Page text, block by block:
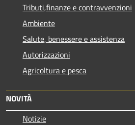
Tributi,finanze e contravvenzioni
Ambiente
Salute, benessere e assistenza
Autorizzazioni
Agricoltura e pesca
NOVITÀ
Notizie